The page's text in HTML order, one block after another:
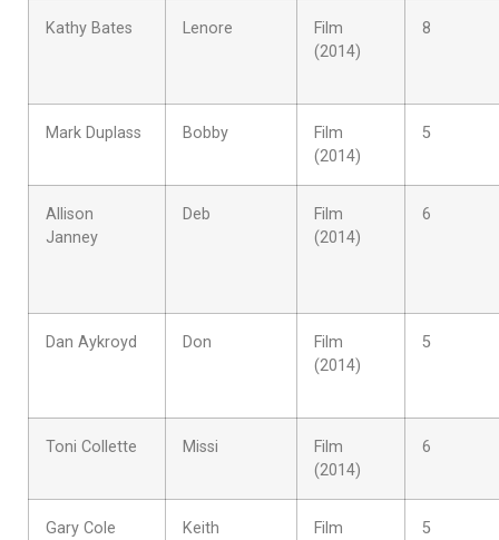
Kathy Bates Lenore
Film
(2014)
8
Mark Duplass Bobby
Film
(2014)
5
Allison
Janney
Deb
Film
(2014)
6
Dan Aykroyd Don
Film
(2014)
5
Toni Collette Missi
Film
(2014)
6
Gary Cole Keith
Film
5